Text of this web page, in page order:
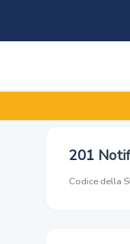
201
Codice della